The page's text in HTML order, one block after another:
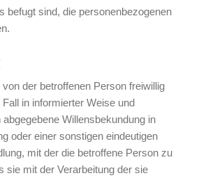
befugt sind, die personenbezogenen
der betroffenen Person freiwillig
in informierter Weise und
Willensbekundung in
oder einer sonstigen eindeutigen
mit der die betroffene Person zu
sie mit der Verarbeitung der sie